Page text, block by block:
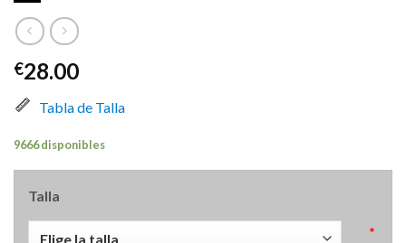
€28.00
Tabla de Talla
9666 disponibles
Talla
*